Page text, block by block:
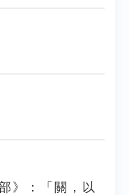
》：「關，以